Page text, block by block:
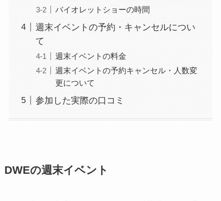
バイオレットショーの時間
週末イベントの予約・キャンセルについ
て
週末イベントの料金
週末イベントの予約キャンセル・人数変
更について
参加した実際の口コミ
DWEの週末イベント